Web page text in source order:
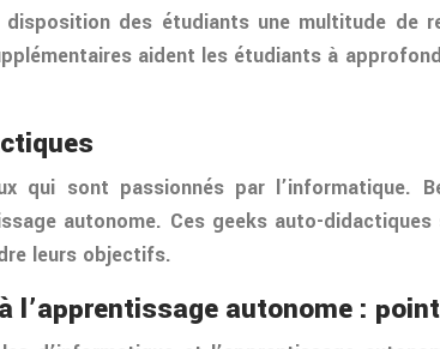
des étudiants une multitude de
aident les étudiants à
qui sont passionnés par l’informatique.
autonome. Ces geeks auto-
leurs objectifs.
l’apprentissage autonome :